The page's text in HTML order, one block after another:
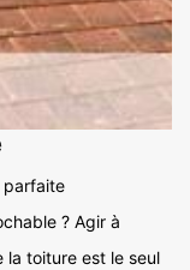
parfaite
? Agir à
toiture est le seul